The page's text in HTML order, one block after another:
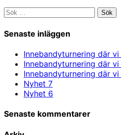
Sök
Senaste inläggen
Innebandyturnering där
Innebandyturnering där
Innebandyturnering där
Nyhet 7
Nyhet 6
Senaste kommentarer